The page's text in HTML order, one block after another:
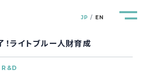
JP EN
ライトブルー人財育成
R&D